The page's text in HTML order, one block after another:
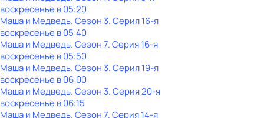
воскресенье в05:20
Маша и Медведь. Сезон 3. Серия 16-я
воскресенье в05:40
Маша и Медведь. Сезон 7. Серия 16-я
воскресенье в05:50
Маша и Медведь. Сезон 3. Серия 19-я
воскресенье в06:00
Маша и Медведь. Сезон 3. Серия 20-я
воскресенье в06:15
Маша и Медведь. Сезон 7. Серия 14-я